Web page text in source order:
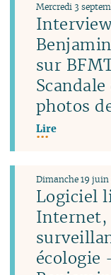
sur
Scandale
photos
Mercredi 3
Lire
Logiciel
Internet,
écologie
Dimanche 19 juin